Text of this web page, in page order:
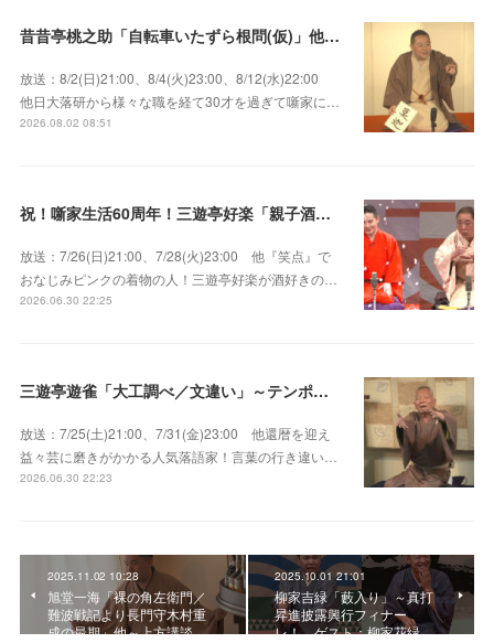
昔昔亭桃之助「自転車いたずら根問(仮)」他～師匠・桃太郎のいない初めての桜の季節の独演会！
放送：8/2(日)21:00、8/4(火)23:00、8/12(水)22:00
他日大落研から様々な職を経て30才を過ぎて噺家に…
2026.08.02 08:51
祝！噺家生活60周年！三遊亭好楽「親子酒」錦笑亭満堂「桜ん坊」～満堂フェス2026
放送：7/26(日)21:00、7/28(火)23:00 他『笑点』で
おなじみピンクの着物の人！三遊亭好楽が酒好きの…
2026.06.30 22:25
三遊亭遊雀「大工調べ／文違い」～テンポよくたたみかける語り口で人気・実力とも屈指！
放送：7/25(土)21:00、7/31(金)23:00 他還暦を迎え
益々芸に磨きがかかる人気落語家！言葉の行き違い…
2026.06.30 22:23
2025.11.02 10:28
旭堂一海「裸の角左衛門／
難波戦記より長門守木村重
成の最期」他～上方講談…
2025.10.01 21:01
柳家吉緑「藪入り」～真打
昇進披露興行フィナー
レ！ ゲスト：柳家花緑